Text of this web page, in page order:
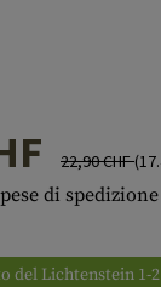
22,90 CHF
di spedizione
del Lichtenstein 1-